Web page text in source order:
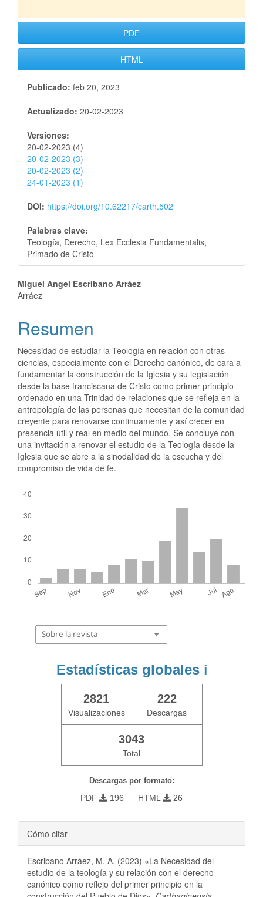
PDF
HTML
Publicado: feb 20, 2023
Actualizado: 20-02-2023
Versiones:
20-02-2023 (4)
20-02-2023 (3)
20-02-2023 (2)
24-01-2023 (1)
DOI: https://doi.org/10.62217/carth.502
Palabras clave:
Teología, Derecho, Lex Ecclesia Fundamentalis,
Primado de Cristo
Miguel Angel Escribano Arráez
Arráez
Resumen
Necesidad de estudiar la Teología en relación con otras
ciencias, especialmente con el Derecho canónico, de cara a
fundamentar la construcción de la Iglesia y su legislación
desde la base franciscana de Cristo como primer principio
ordenado en una Trinidad de relaciones que se refleja en la
antropología de las personas que necesitan de la comunidad
creyente para renovarse continuamente y así crecer en
presencia útil y real en medio del mundo. Se concluye con
una invitación a renovar el estudio de la Teología desde la
Iglesia que se abre a la sinodalidad de la escucha y del
compromiso de vida de fe.
Sobre la revista
Estadísticas globales ℹ️
2821
Visualizaciones
222
Descargas
3043
Total
Descargas por formato:
PDF 196 HTML 26
Cómo citar
Escribano Arráez, M. A. (2023) «La Necesidad del
estudio de la teología y su relación con el derecho
canónico como reflejo del primer principio en la